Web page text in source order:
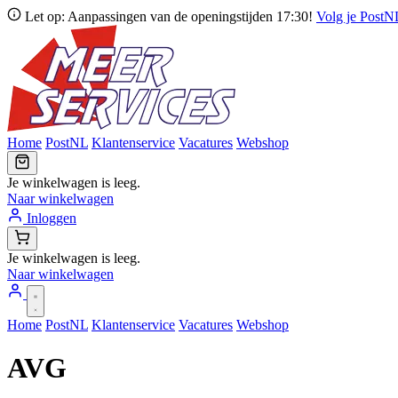
Let op: Aanpassingen van de openingstijden 17:30! Volg je
Home PostNL Klantenservice Vacatures Webshop
Je winkelwagen is leeg.
Naar winkelwagen
Inloggen
Je winkelwagen is leeg.
Naar winkelwagen
Home PostNL Klantenservice Vacatures Webshop
AVG